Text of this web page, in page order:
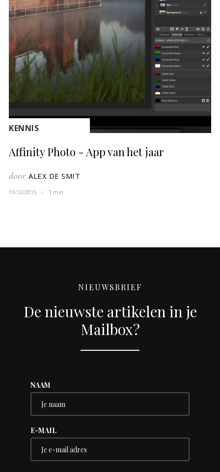
KENNIS
Affinity Photo - App van het jaar
door ALEX DE SMIT
13/12/2015 1 min
NIEUWSBRIEF
De nieuwste artikelen in je
Mailbox?
NAAM
E-MAIL